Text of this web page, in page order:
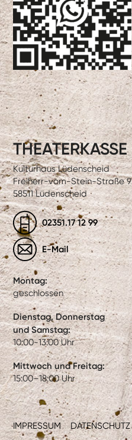
IMPRESSUM DATENSCHUTZ
THEATERKASSE
Kulturhaus Lüdenscheid
Freiherr-vom-Stein-Straße 9
58511 Lüdenscheid
02351.17 12 99
E-Mail
Montag:
geschlossen
Dienstag, Donnerstag
und Samstag:
10:00-13:00 Uhr
Mittwoch und Freitag:
15:00–18:00 Uhr